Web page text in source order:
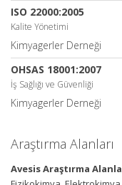
ISO 22000:2005
Kalite Yönetimi
Kimyagerler Derneği
OHSAS 18001:2007
İş Sağlığı ve Güvenliği
Kimyagerler Derneği
Araştırma Alanları
Avesis Araştırma